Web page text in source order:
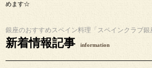
めます☆
銀座のおすすめスペイン料理「スペインクラブ銀
新着情報記事 information